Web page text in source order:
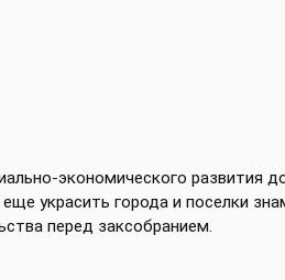
экономического развития
украсить города и поселки
перед заксобранием.